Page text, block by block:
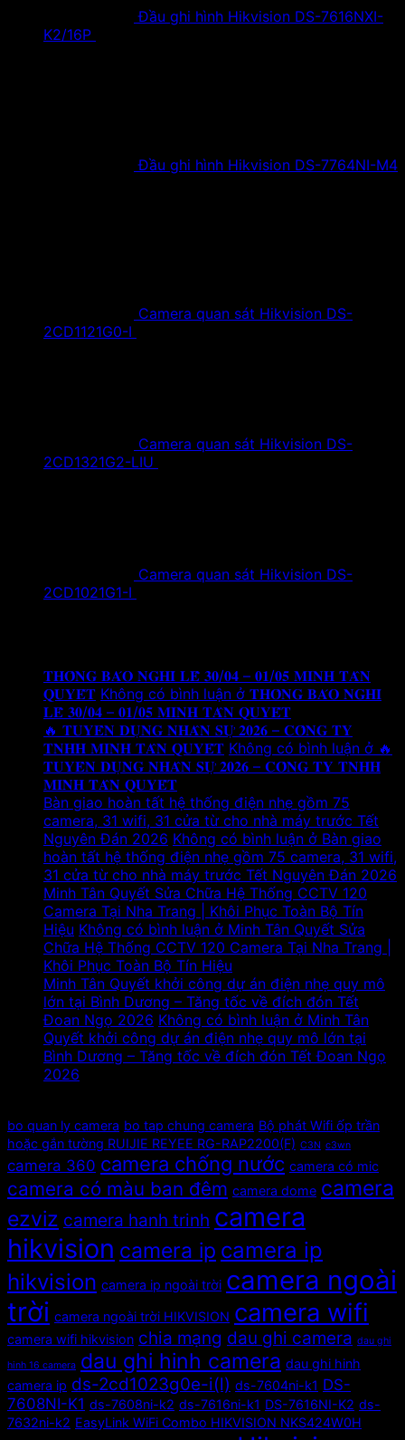
Đầu ghi hình Hikvision DS-7616NXI-
K2/16P
Đầu ghi hình Hikvision DS-7764NI-M4
Camera quan sát Hikvision DS-
2CD1121G0-I
Camera quan sát Hikvision DS-
2CD1321G2-LIU
Camera quan sát Hikvision DS-
2CD1021G1-I
𝐓𝐇𝐎̂𝐍𝐆 𝐁𝐀́𝐎 𝐍𝐆𝐇𝐈̉ 𝐋𝐄̂̃ 𝟑𝟎/𝟎𝟒 – 𝟎𝟏/𝟎𝟓 𝐌𝐈𝐍𝐇 𝐓𝐀̂𝐍
𝐐𝐔𝐘𝐄̂́𝐓 Không có bình luận ở 𝐓𝐇𝐎̂𝐍𝐆 𝐁𝐀́𝐎 𝐍𝐆𝐇𝐈̉
𝐋𝐄̂̃ 𝟑𝟎/𝟎𝟒 – 𝟎𝟏/𝟎𝟓 𝐌𝐈𝐍𝐇 𝐓𝐀̂𝐍 𝐐𝐔𝐘𝐄̂́𝐓
🔥 𝐓𝐔𝐘𝐄̂̉𝐍 𝐃𝐔̣𝐍𝐆 𝐍𝐇𝐀̂𝐍 𝐒𝐔̛̣ 𝟐𝟎𝟐𝟔 – 𝐂𝐎̂𝐍𝐆 𝐓𝐘
𝐓𝐍𝐇𝐇 𝐌𝐈𝐍𝐇 𝐓𝐀̂𝐍 𝐐𝐔𝐘𝐄̂́𝐓 Không có bình luận ở 🔥
𝐓𝐔𝐘𝐄̂̉𝐍 𝐃𝐔̣𝐍𝐆 𝐍𝐇𝐀̂𝐍 𝐒𝐔̛̣ 𝟐𝟎𝟐𝟔 – 𝐂𝐎̂𝐍𝐆 𝐓𝐘 𝐓𝐍𝐇𝐇
𝐌𝐈𝐍𝐇 𝐓𝐀̂𝐍 𝐐𝐔𝐘𝐄̂́𝐓
Bàn giao hoàn tất hệ thống điện nhẹ gồm 75
camera, 31 wifi, 31 cửa từ cho nhà máy trước Tết
Nguyên Đán 2026 Không có bình luận ở Bàn giao
hoàn tất hệ thống điện nhẹ gồm 75 camera, 31 wifi,
31 cửa từ cho nhà máy trước Tết Nguyên Đán 2026
Minh Tân Quyết Sửa Chữa Hệ Thống CCTV 120
Camera Tại Nha Trang | Khôi Phục Toàn Bộ Tín
Hiệu Không có bình luận ở Minh Tân Quyết Sửa
Chữa Hệ Thống CCTV 120 Camera Tại Nha Trang |
Khôi Phục Toàn Bộ Tín Hiệu
Minh Tân Quyết khởi công dự án điện nhẹ quy mô
lớn tại Bình Dương – Tăng tốc về đích đón Tết
Đoan Ngọ 2026 Không có bình luận ở Minh Tân
Quyết khởi công dự án điện nhẹ quy mô lớn tại
Bình Dương – Tăng tốc về đích đón Tết Đoan Ngọ
2026
bo quan ly camera bo tap chung camera Bộ phát Wifi ốp trần
hoặc gắn tường RUIJIE REYEE RG-RAP2200(F) C3N c3wn
camera 360 camera chống nước camera có mic
camera có màu ban đêm camera dome camera
ezviz camera hanh trinh camera
hikvision camera ip camera ip
hikvision camera ip ngoài trời camera ngoài
trời camera ngoài trời HIKVISION camera wifi
camera wifi hikvision chia mạng dau ghi camera dau ghi
hinh 16 camera dau ghi hinh camera dau ghi hinh
camera ip ds-2cd1023g0e-i(l) ds-7604ni-k1 DS-
7608NI-K1 ds-7608ni-k2 ds-7616ni-k1 DS-7616NI-K2 ds-
7632ni-k2 EasyLink WiFi Combo HIKVISION NKS424W0H